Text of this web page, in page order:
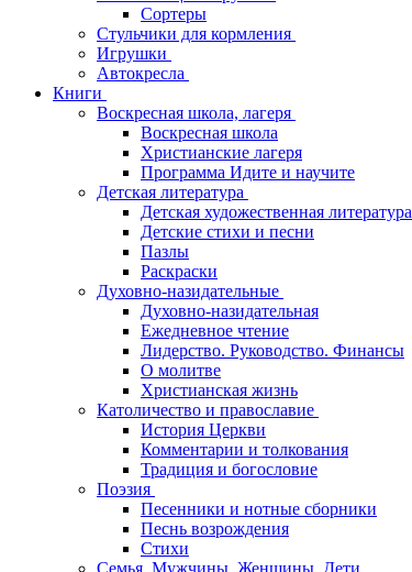
Сортеры
Стульчики для кормления
Игрушки
Автокресла
Книги
Воскресная школа, лагеря
Воскресная школа
Христианские лагеря
Программа Идите и научите
Детская литература
Детская художественная литература
Детские стихи и песни
Пазлы
Раскраски
Духовно-назидательные
Духовно-назидательная
Ежедневное чтение
Лидерство. Руководство. Финансы
О молитве
Христианская жизнь
Католичество и православие
История Церкви
Комментарии и толкования
Традиция и богословие
Поэзия
Песенники и нотные сборники
Песнь возрождения
Стихи